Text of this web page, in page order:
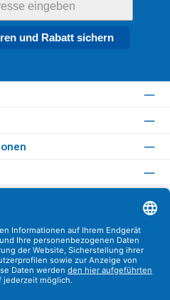
und Rabatt sichern